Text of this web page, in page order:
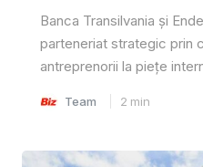
Banca Transilvania și
parteneriat strategic prin
antreprenorii la piețe
Team 2 min